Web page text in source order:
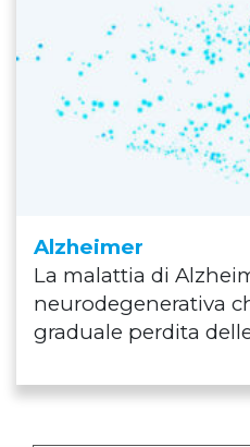
Alzheimer
La malattia di
neurodegenerativa
graduale perdita